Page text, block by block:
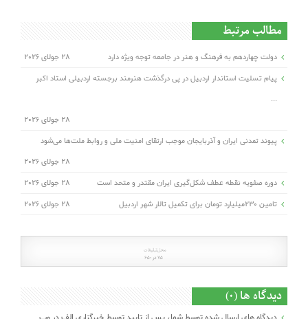
مطالب مرتبط
دولت چهاردهم به فرهنگ و هنر در جامعه توجه ویژه دارد
28 جولای 2026
پیام تسلیت استاندار اردبیل در پی درگذشت هنرمند برجسته اردبیلی استاد اکبر
...
28 جولای 2026
پیوند تمدنی ایران و آذربایجان موجب ارتقای امنیت ملی و روابط ملت‌ها می‌شود
28 جولای 2026
دوره صفویه نقطه عطف شکل‌گیری ایران مقتدر و متحد است
28 جولای 2026
تامین ۲۳۰میلیارد تومان برای تکمیل تالار شهر اردبیل
28 جولای 2026
دیدگاه ها (0)